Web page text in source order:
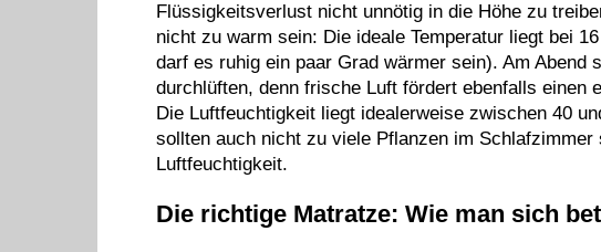
Flüssigkeitsverlust nicht unnötig in die Höhe zu
nicht zu warm sein: Die ideale Temperatur liegt bei
darf es ruhig ein paar Grad wärmer sein). Am Abend
durchlüften, denn frische Luft fördert ebenfalls einen
Die Luftfeuchtigkeit liegt idealerweise zwischen 40
sollten auch nicht zu viele Pflanzen im Schlafzimmer
Luftfeuchtigkeit.
Die richtige Matratze: Wie man sich